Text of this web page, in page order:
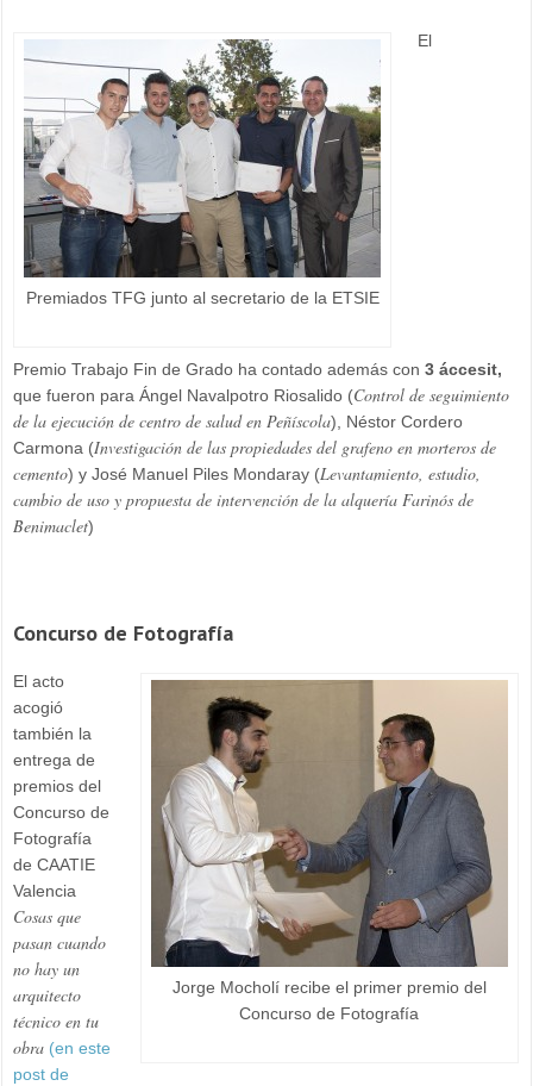
Premiados TFG junto al secretario de la ETSIE
El
Premio Trabajo Fin de Grado ha contado además con 3 áccesit,
que fueron para Ángel Navalpotro Riosalido (Control de seguimiento
de la ejecución de centro de salud en Peñíscola), Néstor Cordero
Carmona (Investigación de las propiedades del grafeno en morteros de
cemento) y José Manuel Piles Mondaray (Levantamiento, estudio,
cambio de uso y propuesta de intervención de la alquería Farinós de
Benimaclet)
Concurso de Fotografía
Jorge Mocholí recibe el primer premio del
Concurso de Fotografía
El acto
acogió
también la
entrega de
premios del
Concurso de
Fotografía
de CAATIE
Valencia
Cosas que
pasan cuando
no hay un
arquitecto
técnico en tu
obra (en este
post de